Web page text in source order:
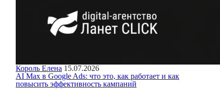
Король Елена 15.07.2026
AI Max в Google Ads: что это, как работает и как
повысить эффективность кампаний